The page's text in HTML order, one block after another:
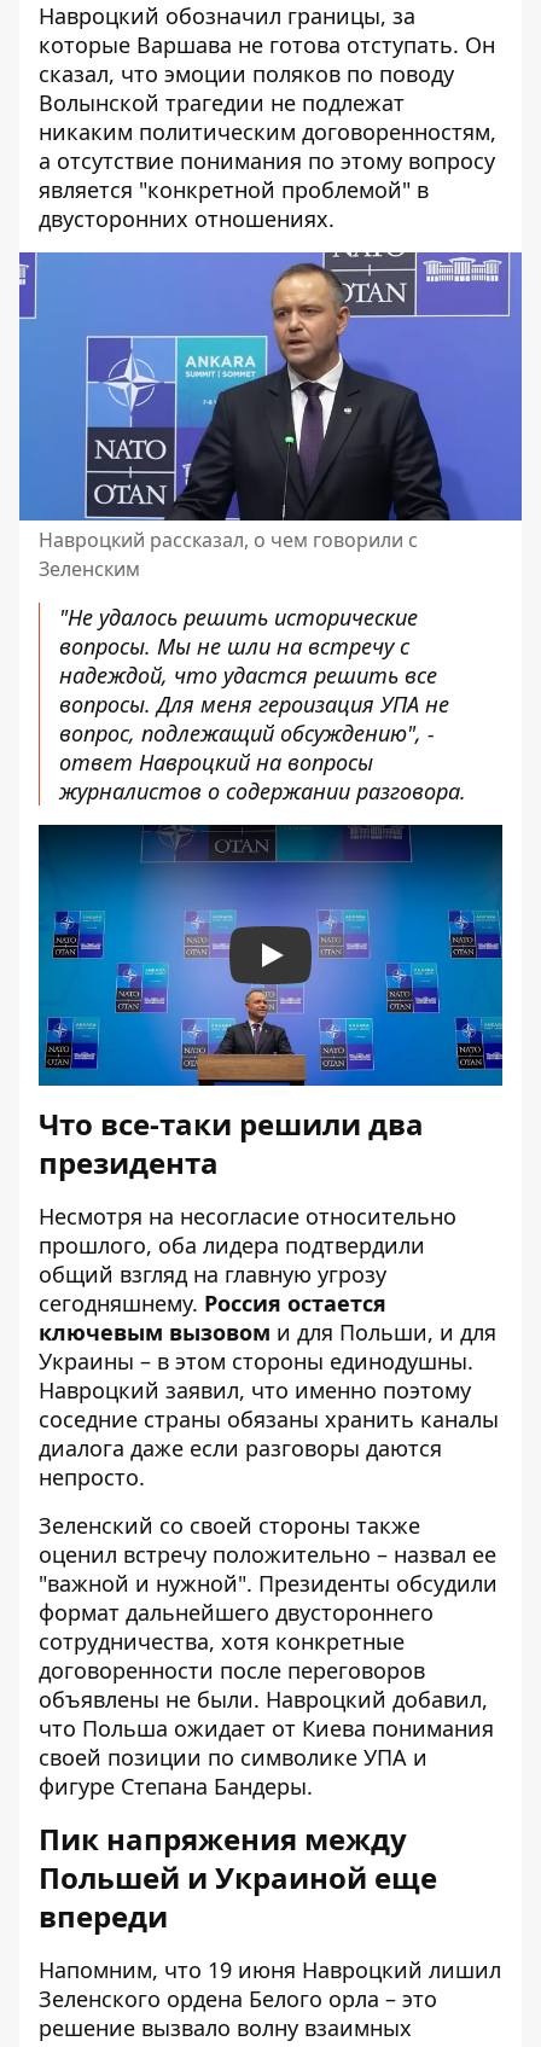
Навроцкий обозначил границы, за
которые Варшава не готова отступать. Он
сказал, что эмоции поляков по поводу
Волынской трагедии не подлежат
никаким политическим договоренностям,
а отсутствие понимания по этому вопросу
является "конкретной проблемой" в
двусторонних отношениях.
Навроцкий рассказал, о чем говорили с
Зеленским
"Не удалось решить исторические
вопросы. Мы не шли на встречу с
надеждой, что удастся решить все
вопросы. Для меня героизация УПА не
вопрос, подлежащий обсуждению", -
ответ Навроцкий на вопросы
журналистов о содержании разговора.
Play
Что все-таки решили два
президента
Несмотря на несогласие относительно
прошлого, оба лидера подтвердили
общий взгляд на главную угрозу
сегодняшнему. Россия остается
ключевым вызовом и для Польши, и для
Украины – в этом стороны единодушны.
Навроцкий заявил, что именно поэтому
соседние страны обязаны хранить каналы
диалога даже если разговоры даются
непросто.
Зеленский со своей стороны также
оценил встречу положительно – назвал ее
"важной и нужной". Президенты обсудили
формат дальнейшего двустороннего
сотрудничества, хотя конкретные
договоренности после переговоров
объявлены не были. Навроцкий добавил,
что Польша ожидает от Киева понимания
своей позиции по символике УПА и
фигуре Степана Бандеры.
Пик напряжения между
Польшей и Украиной еще
впереди
Напомним, что 19 июня Навроцкий лишил
Зеленского ордена Белого орла – это
решение вызвало волну взаимных